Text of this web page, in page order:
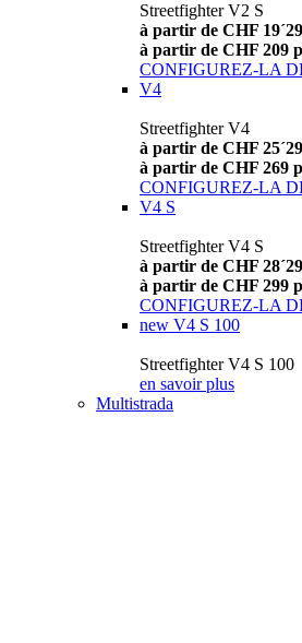
Streetfighter V2 S
à partir de CHF
à partir de CHF 209
CONFIGUREZ-LA
V4
Streetfighter V4
à partir de CHF
à partir de CHF 269
CONFIGUREZ-LA
V4 S
Streetfighter V4 S
à partir de CHF
à partir de CHF 299
CONFIGUREZ-LA
new V4 S 100
Streetfighter V4 S 100
en savoir plus
Multistrada